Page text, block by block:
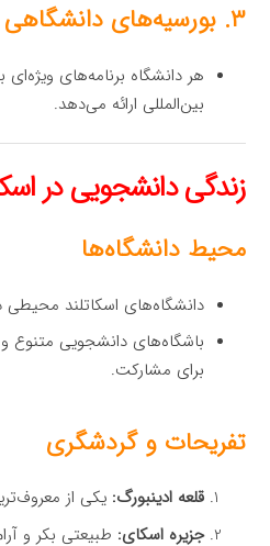
۳. بورسیه‌های دانشگاهی
هر دانشگاه برنامه‌های
بین‌المللی ارائه می‌دهد.
زندگی دانشجویی در
محیط دانشگاه‌ها
دانشگاه‌های اسکاتلند محیطی
باشگاه‌های دانشجویی
برای مشارکت.
تفریحات و گردشگری
قلعه ادینبورگ: یکی از
جزیره اسکای: طبیعتی بکر و